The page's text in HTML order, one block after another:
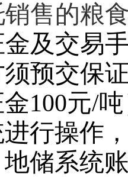
售的粮
及交易
预交保
100元/
行操作
储系统